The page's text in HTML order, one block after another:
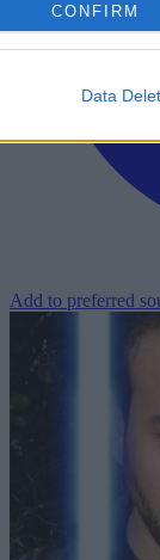
CONFIRM
Data
Add to preferred